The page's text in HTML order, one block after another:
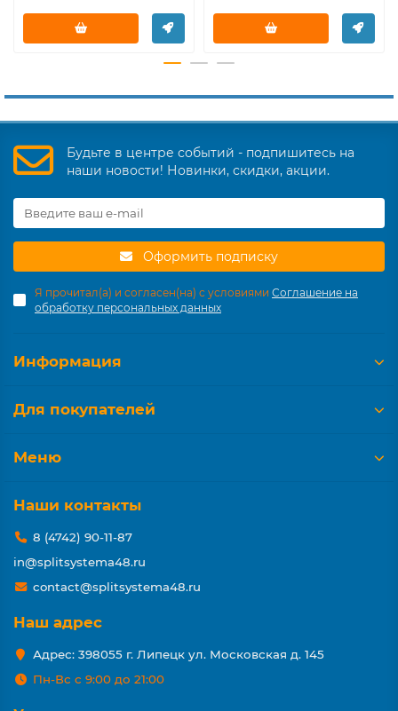
Будьте в центре событий - подпишитесь на
наши новости! Новинки, скидки, акции.
Оформить подписку
Я прочитал(а) и согласен(на) с условиями Соглашение на
обработку персональных данных
Информация
Для покупателей
Меню
Наши контакты
8 (4742) 90-11-87
in@splitsystema48.ru
contact@splitsystema48.ru
Наш адрес
Адрес: 398055 г. Липецк ул. Московская д. 145
Пн-Вс с 9:00 до 21:00